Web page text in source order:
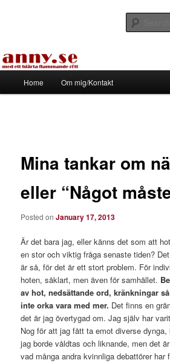
Tapirhen
Home Om mig/Kontakt
Mina tankar om
eller “Något
Posted onJanuary 17, 2013
Är det bara jag, eller känns det som att
en stor och viktig fråga senaste tiden?
är så, för det är ett stort problem. För
hoten, såklart, men även för samhället.
av hot, nedsättande ord, kränkningar
inte orka vara med mer. Det finns en
det är jag övertygad om. Jag själv har
Nog för att jag fått ta emot diverse
jag borde våldtas och liknande, men det
vad många andra kvinnliga debattörer har